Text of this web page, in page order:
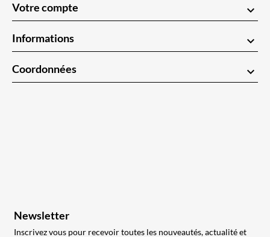
Votre compte keyboard_arrow_down
Informations keyboard_arrow_down
Coordonnées keyboard_arrow_down
Newsletter
Inscrivez vous pour recevoir toutes les nouveautés, actualité et